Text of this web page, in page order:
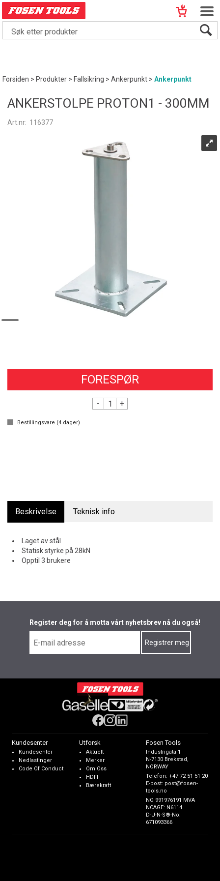
Forsiden>Produkter>Fallsikring>Ankerpunkt>Ankerpunkt
ANKERSTOLPE PROTON1 - 300MM
Art.nr: 116377
FORESPØR
- +
Bestillingsvare (4 dager)
Beskrivelse Teknisk info
Laget av stål
Statisk styrke på 28kN
Opptil 3 brukere
Register deg for å motta vårt nyhetsbrev nå du også!
Kundesenter
Kundesenter
Nedlastinger
Code Of Conduct
Utforsk
Aktuelt
Merker
Om Oss
HDFI
Bærekraft
Fosen Tools
Industrigata 1
N-7130 Brekstad,
NORWAY
Telefon:+47 72 51 51 20
E-post: post@fosen-
tools.no
NO 991976191 MVA
NCAGE: N6114
D-U-N-S®-No:
671093366